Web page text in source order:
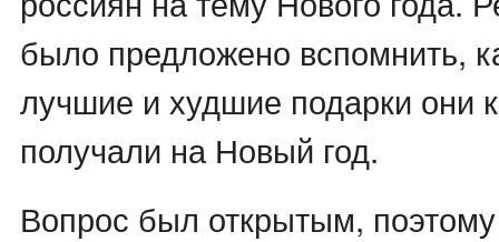
было предложено вспомнить,
лучшие и худшие подарки они
получали на Новый год.
Вопрос был открытым,